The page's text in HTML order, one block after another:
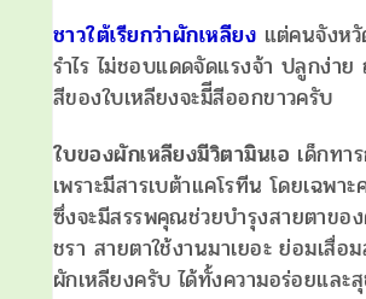
ชาวใต้เรียกว่าผักเหลียง แต่คนจังห
รำไร ไม่ชอบแดดจัดแรงจ้า ปลูกง่า
สีของใบเหลียงจะมีีสีออกขาวครับ
ใบของผักเหลียงมีวิตามินเอ เด็กทา
เพราะมีสารเบต้าแคโรทีน โดยเฉพ
ซึ่งจะมีสรรพคุณช่วยบำรุงสายตาขอ
ชรา สายตาใช้งานมาเยอะ ย่อมเสื่
ผักเหลียงครับ ได้ทั้งความอร่อยและ